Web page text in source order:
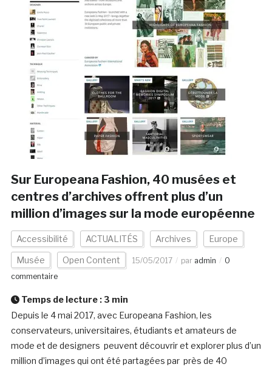
Sur Europeana Fashion, 40 musées et
centres d’archives offrent plus d’un
million d’images sur la mode européenne
Accessibilité ACTUALITÉS Archives Europe
Musée Open Content 15/05/2017 par admin
0
commentaire
Temps de lecture : 3 min
Depuis le 4 mai 2017, avec Europeana Fashion, les
conservateurs, universitaires, étudiants et amateurs de
mode et de designers peuvent découvrir et explorer plus d’un
million d’images qui ont été partagées par près de 40